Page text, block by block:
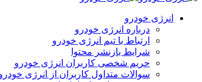
انرژی خودرو
درباره انرژی خودرو
ارتباط با تیم انرژی خودرو
شرایط بازنشر محتوا
حریم شخصی کاربران انرژی خودرو
سوالات متداول کاربران از انرژی